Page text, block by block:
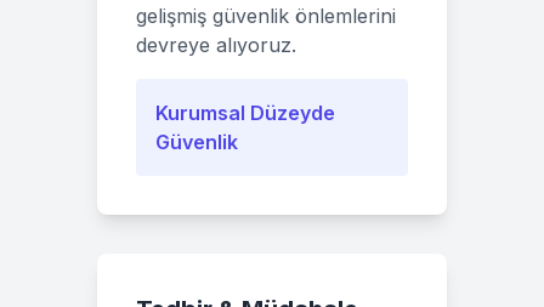
gelişmiş güvenlik önlemlerini
devreye alıyoruz.
Kurumsal Düzeyde
Güvenlik